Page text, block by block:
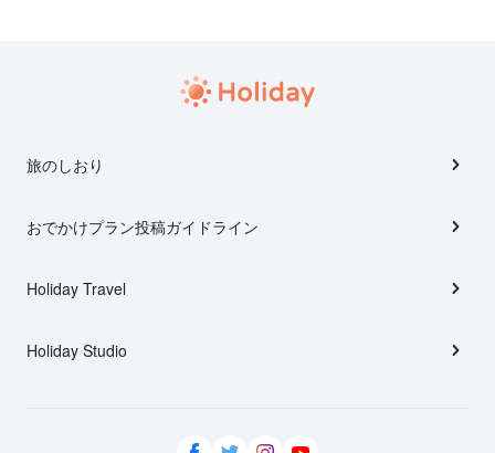
旅のしおり
おでかけプラン投稿ガイドライン
Holiday Travel
Holiday Studio